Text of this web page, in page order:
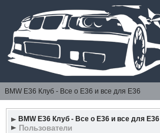
BMW E36 Клуб - Все о Е36 и все для Е36
BMW E36 Клуб - Все о Е36 и все для Е36
Пользователи